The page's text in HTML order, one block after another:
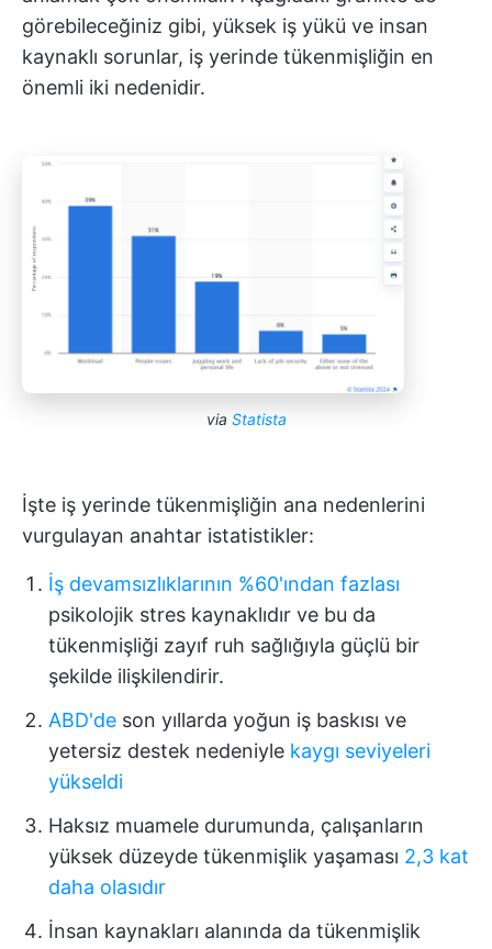
görebileceğiniz gibi, yüksek iş yükü ve insan
kaynaklı sorunlar, iş yerinde tükenmişliğin en
önemli iki nedenidir.
via Statista
İşte iş yerinde tükenmişliğin ana nedenlerini
vurgulayan anahtar istatistikler:
İş devamsızlıklarının %60'ından fazlası
psikolojik stres kaynaklıdır ve bu da
tükenmişliği zayıf ruh sağlığıyla güçlü bir
şekilde ilişkilendirir.
ABD'de son yıllarda yoğun iş baskısı ve
yetersiz destek nedeniyle kaygı seviyeleri
yükseldi
Haksız muamele durumunda, çalışanların
yüksek düzeyde tükenmişlik yaşaması 2,3 kat
daha olasıdır
İnsan kaynakları alanında da tükenmişlik